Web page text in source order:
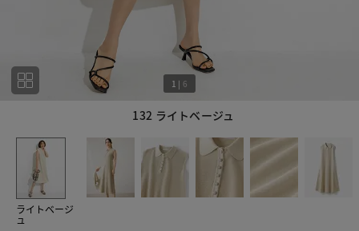
132 ライトベージュ
1 | 6
ライトベージ
ュ